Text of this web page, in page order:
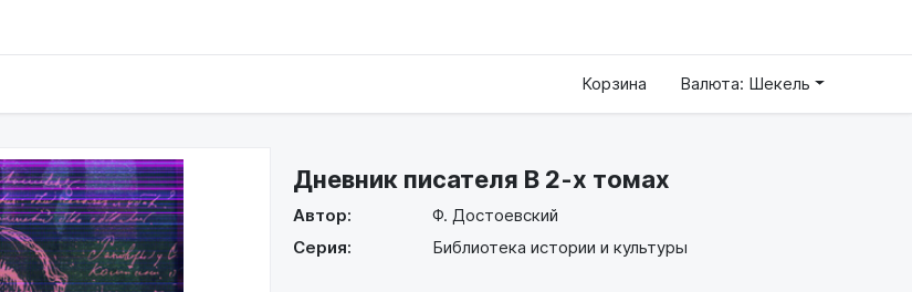
Корзина Валюта: Шекель
Дневник писателя В 2-х томах
Автор:
Ф. Достоевский
Серия:
Библиотека истории и культуры